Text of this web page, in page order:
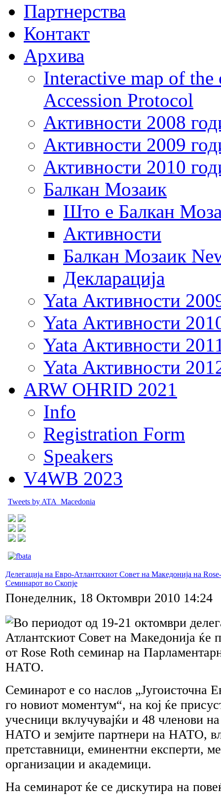
Партнерства
Контакт
Архива
Interactive map of
Accession Protocol
Активности 2008
Активности 2009
Активности 2010
Балкан Мозаик
Што е Балкан
Активности
Балкан Мозаик
Декларација
Yata Активности
Yata Активности
Yata Активности
Yata Активности
ARW OHRID 2021
Info
Registration Form
Speakers
V4WB 2023
Tweets by ATA_Macedonia
Делегација на Евро-Атлантскиот Совет на Македонија на
Семинарот во Скопје
Понеделник, 18 Октомври 2010 14:24
Во периодот од 19-21 октомври
Атлантскиот Совет на Македонија ќе
от Rose Roth семинар на
НАТО.
Семинарот е со наслов „Југоисточна
го новиот моментум“, на кој ќе
учесници вклучувајќи и 48 членови
НАТО и земјите партнери на НАТО,
претставници, еминентни експерти,
организации и академици.
На семинарот ќе се дискутира на